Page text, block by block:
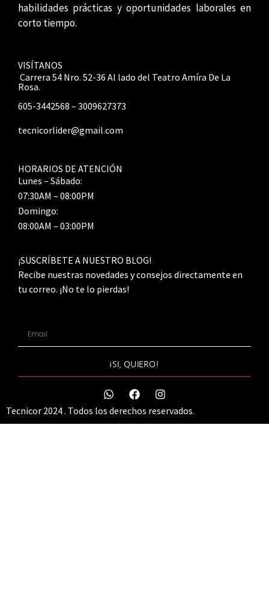
habilidades prácticas y oportunidades laborales en
corto tiempo.
VISÍTANOS
Carrera 54 Nro. 52-36 Al lado del Teatro Amíra De La
Rosa.
605-3442568 – 3009627373
tecnicorlider@gmail.com
HORARIOS DE ATENCIÓN
Lunes – Sábado:
07:30AM – 08:00PM
Domingo:
08:00AM – 03:00PM
¡SUSCRÍBETE A NUESTRO BLOG!
Recibe nuestras novedades y consejos directamente en
tu correo. ¡No te lo pierdas!
¡SI, QUIERO!
Tecnicor 2024 . Todos los derechos reservados.